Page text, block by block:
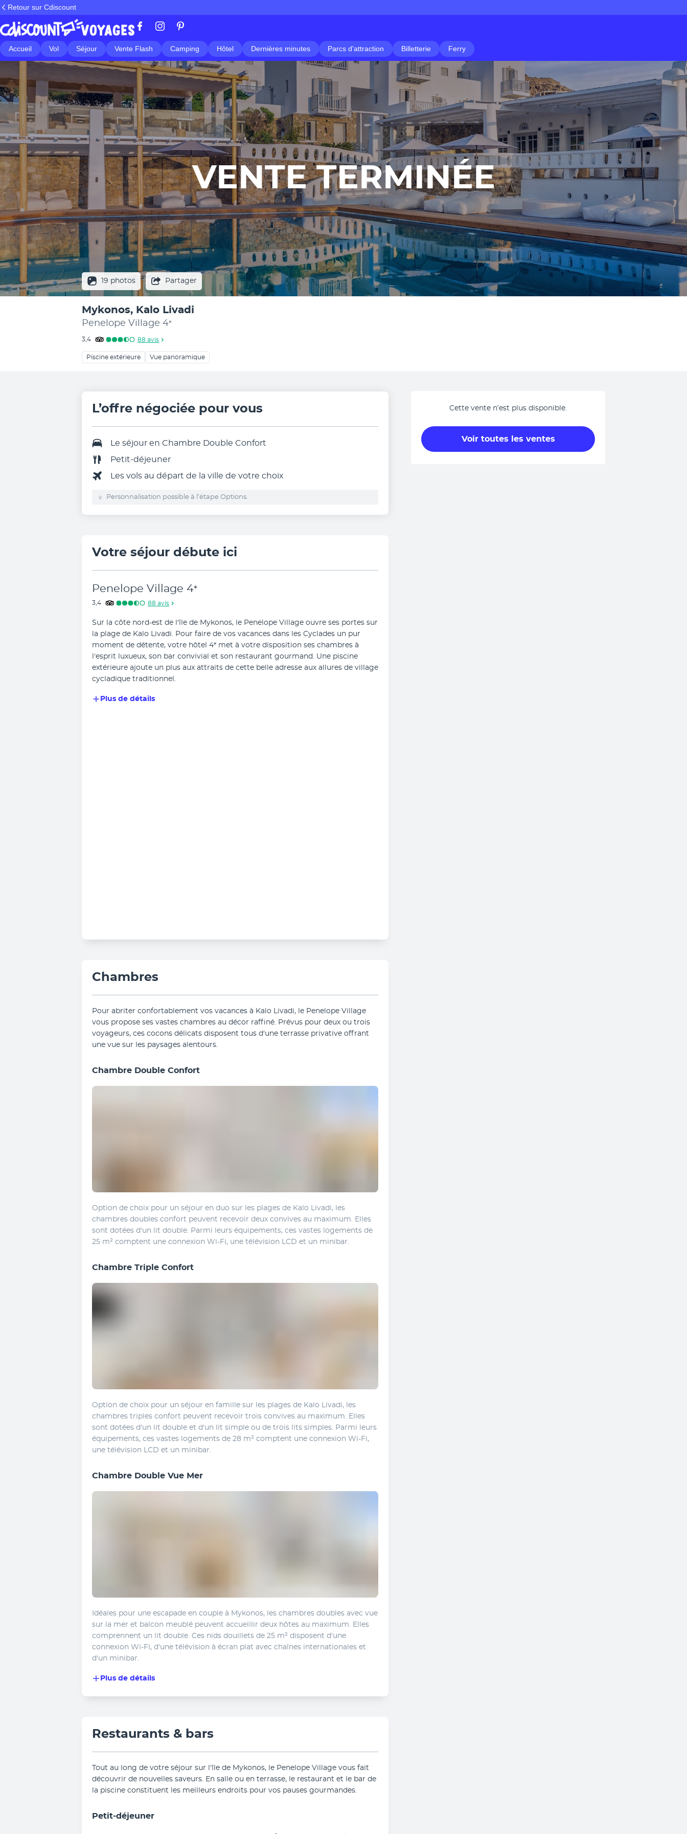
Retour sur Cdiscount
Accueil Vol Séjour Vente Flash Camping Hôtel Dernières minutes Parcs d'attraction Billetterie Ferry
VENTE TERMINÉE
19 photos Partager
Mykonos, Kalo Livadi
Penelope Village 4*
3,4 88 avis
Piscine extérieure Vue panoramique
Cette vente n’est plus disponible.
Voir toutes les ventes
L’offre négociée pour vous
Le séjour en Chambre Double Confort
Petit-déjeuner
Les vols au départ de la ville de votre choix
Personnalisation possible à l’étape Options.
Votre séjour débute ici
Penelope Village 4*
3,4 88 avis
Sur la côte nord-est de l'île de Mykonos, le Penelope Village ouvre ses portes sur
la plage de Kalo Livadi. Pour faire de vos vacances dans les Cyclades un pur
moment de détente, votre hôtel 4* met à votre disposition ses chambres à
l'esprit luxueux, son bar convivial et son restaurant gourmand. Une piscine
extérieure ajoute un plus aux attraits de cette belle adresse aux allures de village
cycladique traditionnel.
Plus de détails
Chambres
Pour abriter confortablement vos vacances à Kalo Livadi, le Penelope Village
vous propose ses vastes chambres au décor raffiné. Prévus pour deux ou trois
voyageurs, ces cocons délicats disposent tous d'une terrasse privative offrant
une vue sur les paysages alentours.
Chambre Double Confort
Option de choix pour un séjour en duo sur les plages de Kalo Livadi, les
chambres doubles confort peuvent recevoir deux convives au maximum. Elles
sont dotées d'un lit double. Parmi leurs équipements, ces vastes logements de
25 m² comptent une connexion Wi-Fi, une télévision LCD et un minibar.
Chambre Triple Confort
Option de choix pour un séjour en famille sur les plages de Kalo Livadi, les
chambres triples confort peuvent recevoir trois convives au maximum. Elles
sont dotées d'un lit double et d'un lit simple ou de trois lits simples. Parmi leurs
équipements, ces vastes logements de 28 m² comptent une connexion Wi-Fi,
une télévision LCD et un minibar.
Chambre Double Vue Mer
Idéales pour une escapade en couple à Mykonos, les chambres doubles avec vue
sur la mer et balcon meublé peuvent accueillir deux hôtes au maximum. Elles
comprennent un lit double. Ces nids douillets de 25 m² disposent d'une
connexion Wi-Fi, d'une télévision à écran plat avec chaînes internationales et
d'un minibar.
Plus de détails
Restaurants & bars
Tout au long de votre séjour sur l'île de Mykonos, le Penelope Village vous fait
découvrir de nouvelles saveurs. En salle ou en terrasse, le restaurant et le bar de
la piscine constituent les meilleurs endroits pour vos pauses gourmandes.
Petit-déjeuner